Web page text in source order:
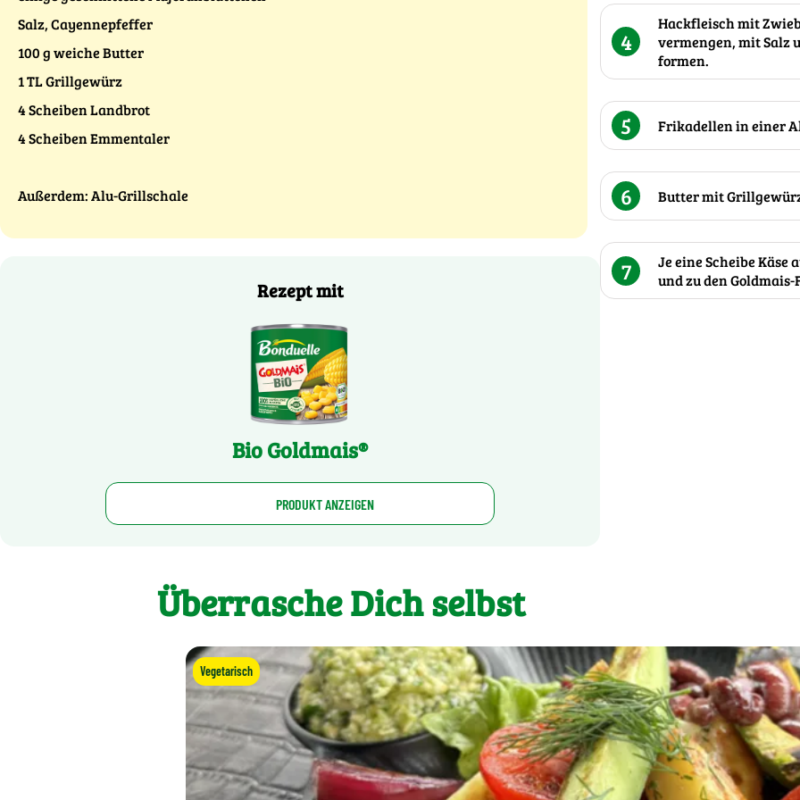
Salz, Cayennepfeffer
100 g weiche Butter
1 TL Grillgewürz
4 Scheiben Landbrot
4 Scheiben Emmentaler
Außerdem: Alu-Grillschale
Rezept mit
Bio Goldmais®
PRODUKT ANZEIGEN
4
Hackfleisch mit
vermengen, mit Salz
formen.
5 Frikadellen in einer
6 Butter mit
7
Je eine Scheibe
und zu den
Überrasche Dich selbst
Vegetarisch